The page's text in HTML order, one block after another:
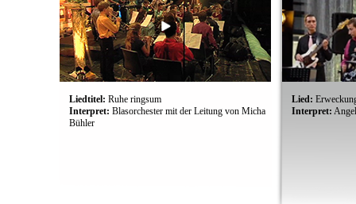
Liedtitel: Ruhe ringsum
Interpret: Blasorchester mit der Leitung von Micha
Bühler
Lied:
Interpret: